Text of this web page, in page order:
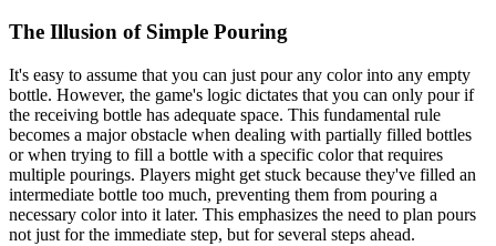
The Illusion of Simple Pouring
It's easy to assume that you can just pour any color into any empty
bottle. However, the game's logic dictates that you can only pour if
the receiving bottle has adequate space. This fundamental rule
becomes a major obstacle when dealing with partially filled bottles
or when trying to fill a bottle with a specific color that requires
multiple pourings. Players might get stuck because they've filled an
intermediate bottle too much, preventing them from pouring a
necessary color into it later. This emphasizes the need to plan pours
not just for the immediate step, but for several steps ahead.